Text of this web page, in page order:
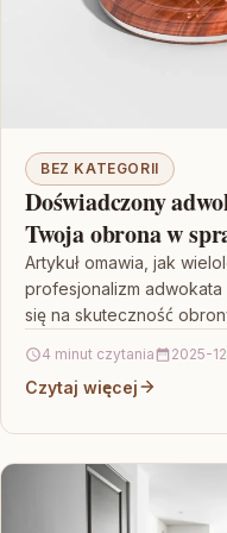
BEZ KATEGORII
Doświadczony
Twoja obrona w
Artykuł omawia, jak
profesjonalizm
się na skuteczność
4 minut czytania 2025-
Czytaj więcej